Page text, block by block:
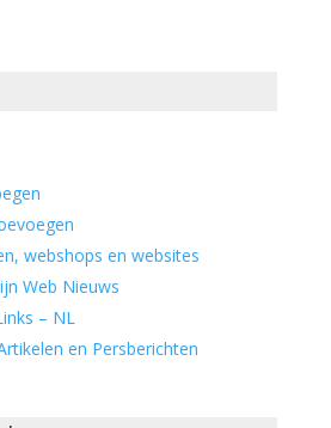
webshops en websites
Web Nieuws
– NL
en Persberichten